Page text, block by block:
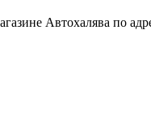
Автохалява по